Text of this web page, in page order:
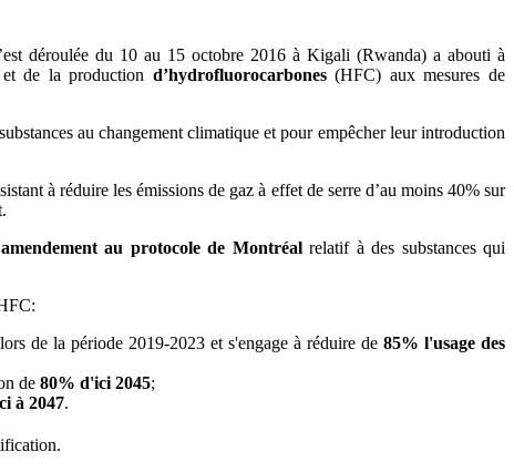
déroulée du 10 au 15 octobre 2016 à Kigali (Rwanda) a abouti à
de la production d’hydrofluorocarbones(HFC) aux mesures de
au changement climatique et pour empêcher leur introduction
à réduire les émissions de gaz à effet de serre d’au moins 40% sur
au protocole de Montréalrelatif à des substances qui
de la période 2019-2023 et s'engage à réduire de85% l'usage des
de 80% d'ici 2045;
à 2047.